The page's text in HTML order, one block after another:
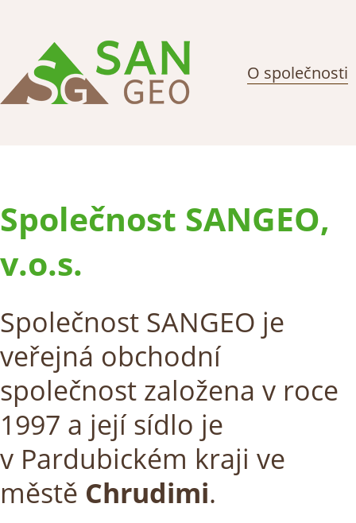
O společnosti
Společnost SANGEO,
v.o.s.
Společnost SANGEO je
veřejná obchodní
společnost založena v roce
1997 a její sídlo je
v Pardubickém kraji ve
městě Chrudimi.